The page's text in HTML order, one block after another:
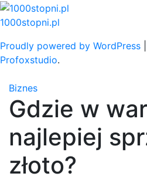
Skip
to
1000stopni.pl
Proudly powered by WordPress
Profoxstudio.
Biznes
Gdzie w
najlepiej
złoto?